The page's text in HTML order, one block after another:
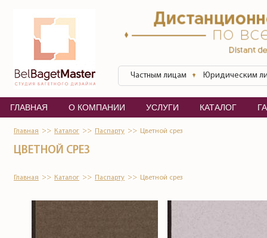
БелБагетМастер
Частным лицам Юридическим
ГЛАВНАЯ О КОМПАНИИ УСЛУГИ КАТАЛОГ
Главная Каталог Паспарту Цветной срез
ЦВЕТНОЙ СРЕЗ
Главная Каталог Паспарту Цветной срез